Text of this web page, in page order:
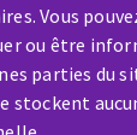
Vous
ou être
parties du
stockent